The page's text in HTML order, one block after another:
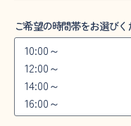
ご希望の時間帯をお選び